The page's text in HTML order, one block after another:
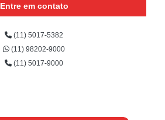
Entre em contato
(11) 5017-5382
(11) 98202-9000
(11) 5017-9000